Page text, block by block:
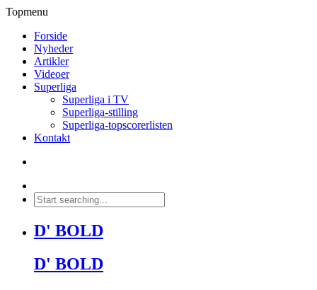
Topmenu
Forside
Nyheder
Artikler
Videoer
Superliga
Superliga i TV
Superliga-stilling
Superliga-topscorerlisten
Kontakt
D' BOLD
D' BOLD